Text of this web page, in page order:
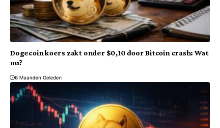
Dogecoin koers zakt onder $0,10 door Bitcoin crash: Wat
nu?
6 Maanden Geleden